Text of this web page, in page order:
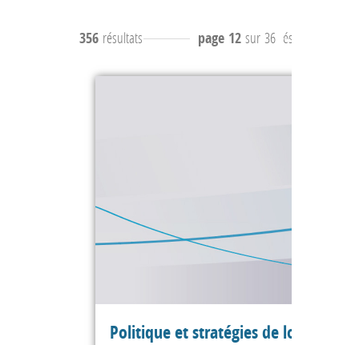
356 résultats page 12 sur 36 résultats
Politique et stratégies de lobbying